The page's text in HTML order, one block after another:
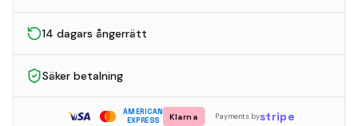
14 dagars ångerrätt
Säker betalning
AMERICAN
EXPRESS
Klarna Payments bystripe